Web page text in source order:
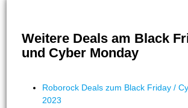
Weitere Deals am Black
und Cyber Monday
Roborock Deals zum Black Friday /
2023